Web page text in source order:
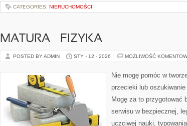
CATEGORIES: NIERUCHOMOŚCI
MATURA – FIZYKA
POSTED BY ADMIN STY - 12 - 2026 MOŻLIWOŚĆ
Nie mogę pomóc w
przecieki lub
Mogę za to przygotować
serwisu w bezpiecznej,
uczciwej nauki,